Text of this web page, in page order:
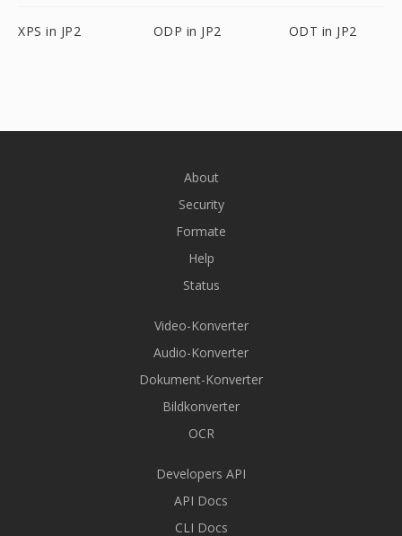
XPS in JP2 ODP in JP2 ODT in JP2
About
Security
Formate
Help
Status
Video-Konverter
Audio-Konverter
Dokument-Konverter
Bildkonverter
OCR
Developers API
API Docs
CLI Docs